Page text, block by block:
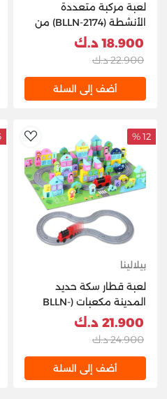
لعبة مركبة متعددة
الأنشطة (BLLN-2174) من
BEILALINA
18.900 د.ك
22.900 د.ك
أضف إلى السلة
12 %
بيلالينا
لعبة قطار سكة حديد
المدينة مكعبات (BLLN-
3515) من BEILALINA
21.900 د.ك
24.900 د.ك
أضف إلى السلة